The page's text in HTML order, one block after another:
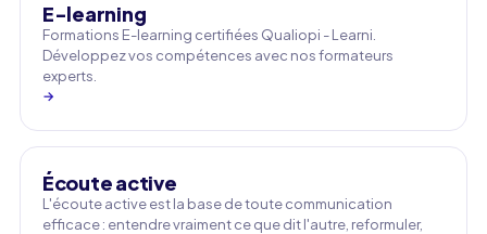
E-learning
Formations E-learning certifiées Qualiopi - Learni.
Développez vos compétences avec nos formateurs
experts.
→
Écoute active
L'écoute active est la base de toute communication
efficace : entendre vraiment ce que dit l'autre, reformuler,